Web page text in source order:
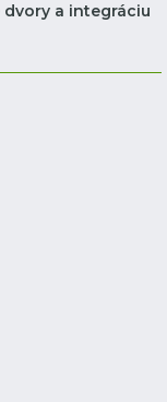
a integráciu